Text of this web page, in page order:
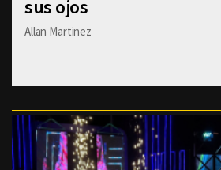
sus ojos
Allan Martinez